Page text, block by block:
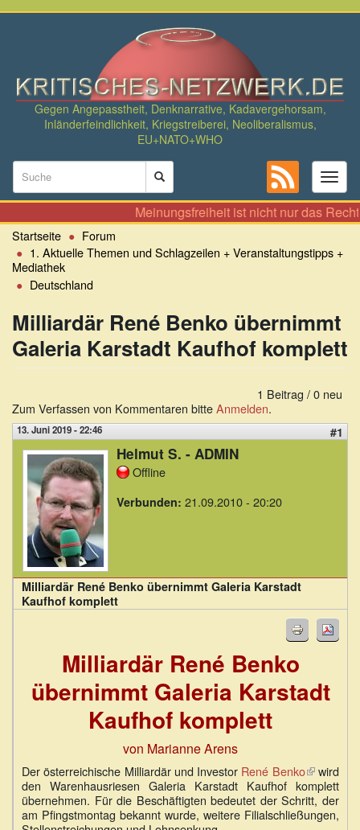
Direkt
Gegen Angepasstheit, Denknarrative, Kadavergehorsam,
Inländerfeindlichkeit, Kriegstreiberei, Neoliberalismus,
EU+NATO+WHO
Suchformular
Suche
Meinungsfreiheit ist nicht nur das Recht,
Startseite
Forum
1. Aktuelle Themen und Schlagzeilen + Veranstaltungstipps +
Mediathek
Deutschland
Milliardär René Benko übernimmt
Galeria Karstadt Kaufhof komplett
1 Beitrag / 0 neu
Zum Verfassen von Kommentaren bitteAnmelden.
13. Juni 2019 - 22:46 #1
Helmut S. - ADMIN
Offline
Verbunden: 21.09.2010 - 20:20
Milliardär René Benko übernimmt Galeria Karstadt
Kaufhof komplett
Milliardär René Benko
übernimmt Galeria Karstadt
Kaufhof komplett
von Marianne Arens
Der österreichische Milliardär und Investor René Benko(Link
ist
extern)
wird
den Warenhausriesen Galeria Karstadt Kaufhof komplett
übernehmen. Für die Beschäftigten bedeutet der Schritt, der
am Pfingstmontag bekannt wurde, weitere Filialschließungen,